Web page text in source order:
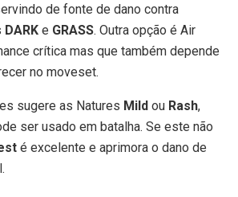
de fonte de dano contra
DARK e GRASS. Outra opção é Air
crítica mas que também depende
no moveset.
sugere as Natures Mild ou Rash,
ser usado em batalha. Se este não
é excelente e aprimora o dano de